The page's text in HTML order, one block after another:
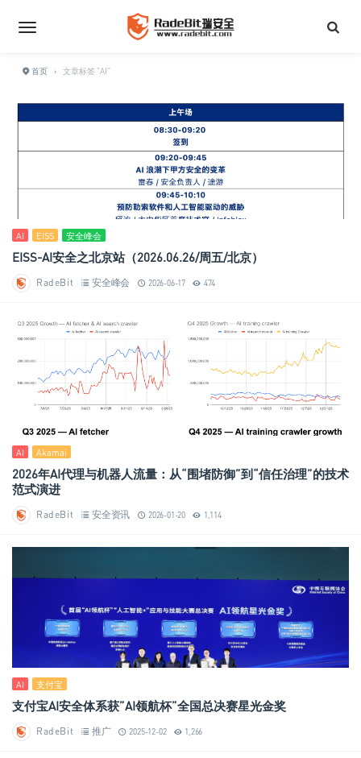
首页 › 文章标签 "AI"
AI EISS 安全峰会
EISS-AI安全之北京站（2026.06.26/周五/北京）
RadeBit 安全峰会 2026-06-17 474
AI Akamai
2026年AI代理与机器人流量：从“围堵防御”到“信任治理”的技术
范式演进
RadeBit 安全资讯 2026-01-20 1,114
AI 支付宝
支付宝AI安全体系获”AI领航杯”全国总决赛星光金奖
RadeBit 推广 2025-12-02 1,266